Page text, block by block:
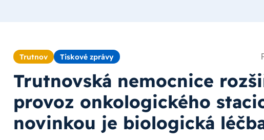
Trutnov Tiskové zprávy
Trutnovská nemocnice
provoz onkologického
novinkou je biologická